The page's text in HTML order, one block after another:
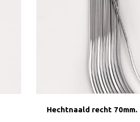
Hechtnaald recht 70mm.